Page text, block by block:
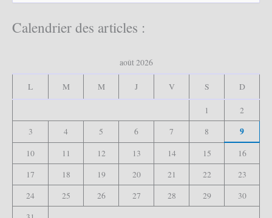
e
Calendrier des articles :
août 2026
L M M J V S D
1
2
3
4 5 6 7 8 9
10 11 12 13 14 15
16
17
18 19 20 21 22
23
24
25 26 27 28 29
30